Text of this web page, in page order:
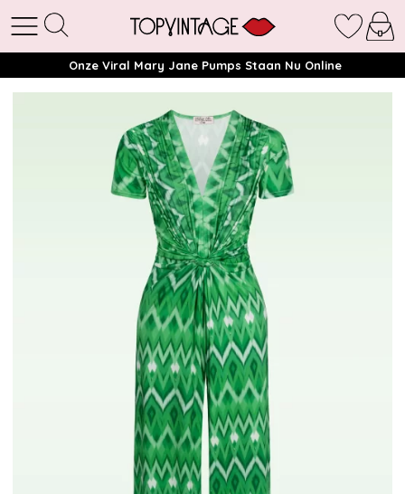
Onze Viral Mary Jane Pumps Staan Nu Online